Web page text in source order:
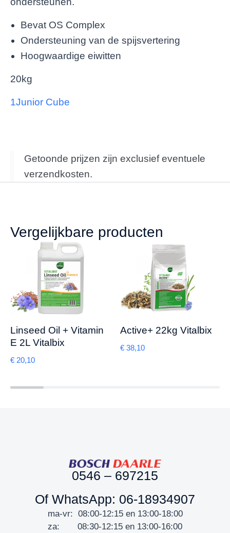
Bevat OS Complex
Ondersteuning van de spijsvertering
Hoogwaardige eiwitten
20kg
1Junior Cube
Getoonde prijzen zijn exclusief eventuele
verzendkosten.
Vergelijkbare producten
Linseed Oil + Vitamin
E 2L Vitalbix
€ 20,10
Active+ 22kg Vitalbix
€ 38,10
0546 – 697215
Of WhatsApp: 06-18934907
ma-vr: 08:00-12:15 en 13:00-18:00
za: 08:30-12:15 en 13:00-16:00